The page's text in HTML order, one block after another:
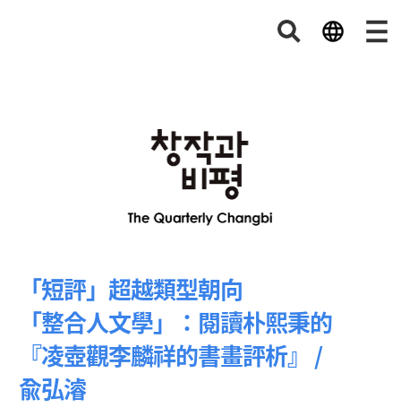
「短評」超越類型朝向
「整合人文學」：閱讀朴熙秉的
『凌壺觀李麟祥的書畫評析』 /
兪弘濬